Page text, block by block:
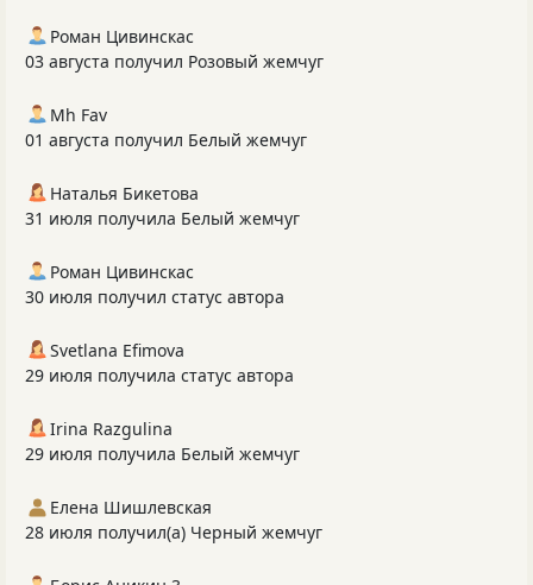
Роман Цивинскас
03 августа получил Розовый жемчуг
Mh Fav
01 августа получил Белый жемчуг
Наталья Бикетова
31 июля получила Белый жемчуг
Роман Цивинскас
30 июля получил статус автора
Svetlana Efimova
29 июля получила статус автора
Irina Razgulina
29 июля получила Белый жемчуг
Елена Шишлевская
28 июля получил(а) Черный жемчуг